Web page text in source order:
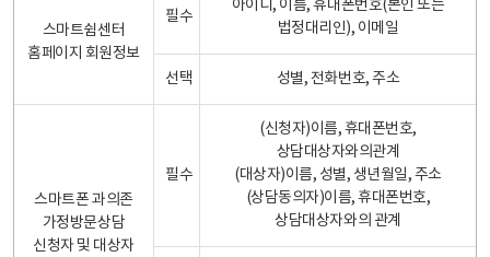
스마트쉼센터
홈페이지 회원정보
필수
아이디, 이름, 휴대폰번호(본인 또는
법정대리인), 이메일
선택 성별, 전화번호, 주소
스마트폰 과의존
가정방문상담
신청자 및 대상자
필수
(신청자)이름, 휴대폰번호,
상담대상자와의관계
(대상자)이름, 성별, 생년월일, 주소
(상담동의자)이름, 휴대폰번호,
상담대상자와의 관계